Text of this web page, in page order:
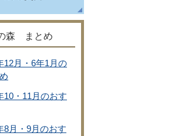
森 まとめ
12月・6年1月の
10・11月のおす
8月・9月のおす